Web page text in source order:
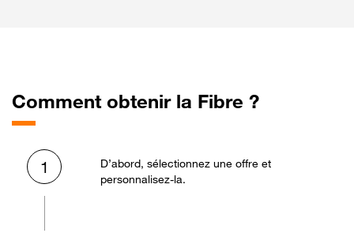
Comment obtenir la Fibre ?
1
D’abord, sélectionnez une offre et
personnalisez-la.